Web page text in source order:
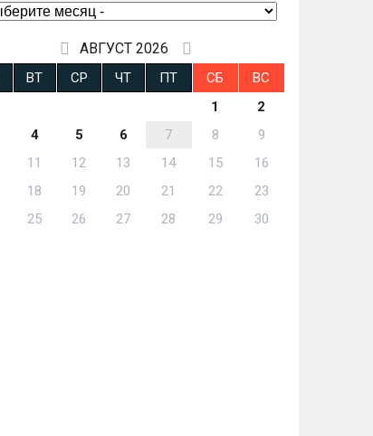
АВГУСТ 2026
ВТ СР ЧТ ПТ СБ
ВС
1
2
4 5 6 7 8
9
11 12 13 14 15
16
18 19 20 21 22
23
25 26 27 28 29
30